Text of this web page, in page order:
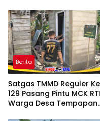
bersih Sungai
Berita
Satgas TMMD Reguler
129 Pasang Pintu MCK
Warga Desa Tempapan